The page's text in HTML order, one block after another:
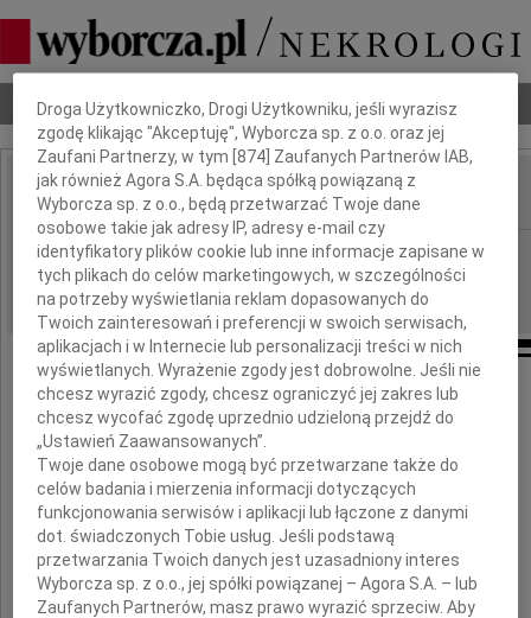
Nekrologi Odeszli Poradnik pogrzebowy
IMIĘ I NAZWISKO:
REGION: cała Polska
DATA EMISJI: 21.10.2009
Z głębokim smutkiem żegnamy
Dbamy o Twoją prywatność
Droga Użytkowniczko, Drogi Użytkowniku, jeśli wyrazisz
zgodę klikając "Akceptuję", Wyborcza sp. z o.o. oraz jej
Zaufani Partnerzy, w tym [874] Zaufanych Partnerów IAB,
jak również Agora S.A. będąca spółką powiązaną z
Wyborcza sp. z o.o., będą przetwarzać Twoje dane
osobowe takie jak adresy IP, adresy e-mail czy
identyfikatory plików cookie lub inne informacje zapisane w
tych plikach do celów marketingowych, w szczególności
na potrzeby wyświetlania reklam dopasowanych do
Twoich zainteresowań i preferencji w swoich serwisach,
aplikacjach i w Internecie lub personalizacji treści w nich
wyświetlanych. Wyrażenie zgody jest dobrowolne. Jeśli nie
chcesz wyrazić zgody, chcesz ograniczyć jej zakres lub
chcesz wycofać zgodę uprzednio udzieloną przejdź do
„Ustawień Zaawansowanych”.
Twoje dane osobowe mogą być przetwarzane także do
celów badania i mierzenia informacji dotyczących
funkcjonowania serwisów i aplikacji lub łączone z danymi
dot. świadczonych Tobie usług. Jeśli podstawą
przetwarzania Twoich danych jest uzasadniony interes
Wyborcza sp. z o.o., jej spółki powiązanej – Agora S.A. – lub
Zaufanych Partnerów, masz prawo wyrazić sprzeciw. Aby